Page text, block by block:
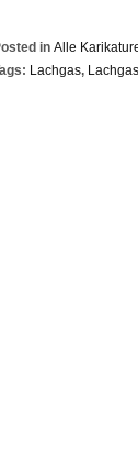
in Alle
Lachgas,